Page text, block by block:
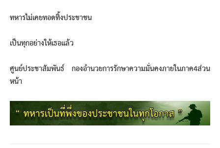
ทหารไม่เคยทอดทิ้งประชาชน
เป็นทุกอย่างให้เธอแล้ว
ศูนย์ประชาสัมพันธ์ กองอำนวยการรักษาความมั่นคงภายในภาค4ส่วน
หน้า